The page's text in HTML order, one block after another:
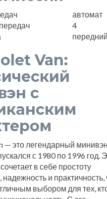
автомат
4
передний
Van:
с
— это легендарный
с 1980 по 1996 год.
в себе простоту
надежность и практичность,
выбором для тех,